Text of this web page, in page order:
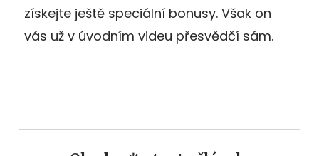
získejte ještě speciální bonusy. Však on
vás už v úvodním videu přesvědčí sám.